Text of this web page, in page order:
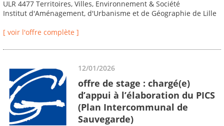
ULR 4477 Territoires, Villes, Environnement & Société
Institut d'Aménagement, d'Urbanisme et de Géographie de Lille
[ voir l'offre complète ]
12/01/2026
offre de stage : chargé(e)
d’appui à l’élaboration du PICS
(Plan Intercommunal de
Sauvegarde)